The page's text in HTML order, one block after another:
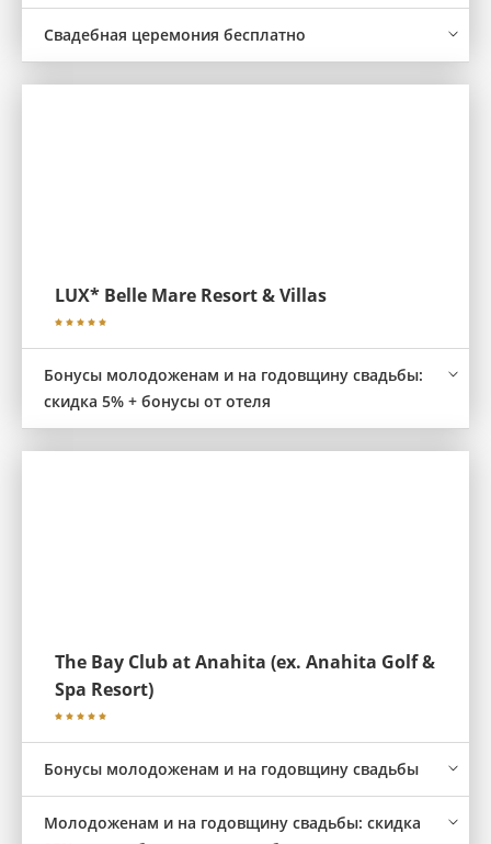
Свадебная церемония бесплатно
LUX* Belle Mare Resort & Villas
Бонусы молодоженам и на годовщину свадьбы:
скидка 5% + бонусы от отеля
The Bay Club at Anahita (ex. Anahita Golf &
Spa Resort)
Бонусы молодоженам и на годовщину свадьбы
Молодоженам и на годовщину свадьбы: скидка